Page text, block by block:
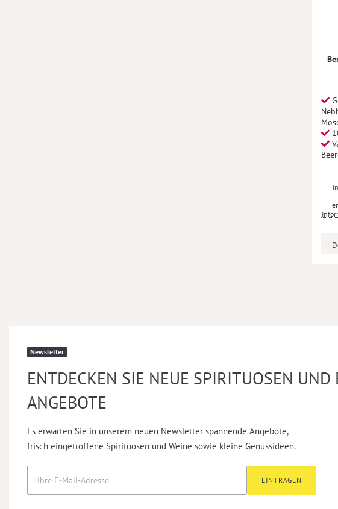
Newsletter
ENTDECKEN SIE NEUE SPIRITUOSEN UND
ANGEBOTE
Es erwarten Sie in unserem neuen Newsletter spannende Angebote,
frisch eingetroffene Spirituosen und Weine sowie kleine Genussideen.
EINTRAGEN